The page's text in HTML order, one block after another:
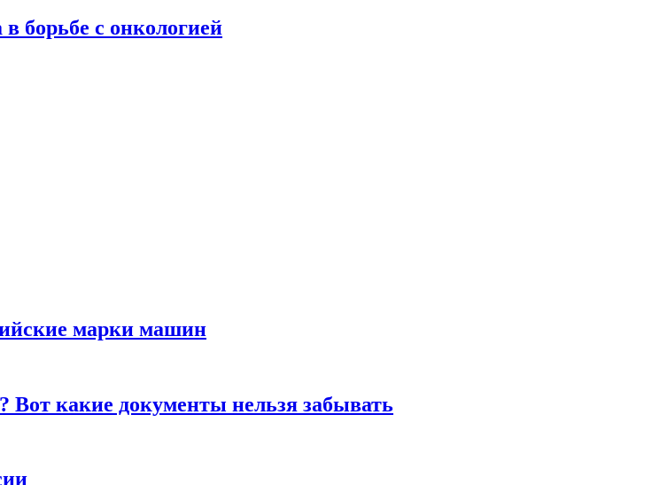
борьбе с онкологией
марки машин
Вот какие документы нельзя забывать